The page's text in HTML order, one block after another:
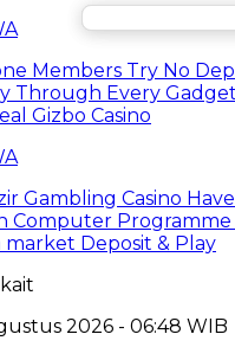
Members Try No
Through Every
Gizbo Casino
Gambling Casino
Computer Programme
market Deposit & Play
2026 - 06:48 WIB